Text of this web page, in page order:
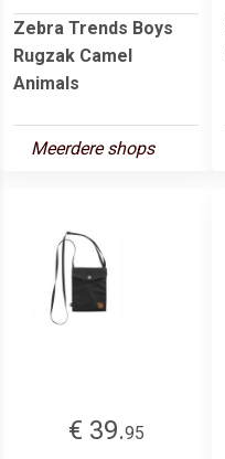
Zebra Trends Boys
Rugzak Camel
Animals
Meerdere shops
€ 39.95